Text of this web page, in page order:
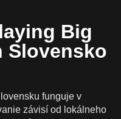
Big
Slovensko
funguje v
závisí od lokálneho